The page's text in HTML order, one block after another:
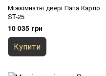
Міжкімнатні двері Папа Карло
ST-25
10 035 грн
Купити